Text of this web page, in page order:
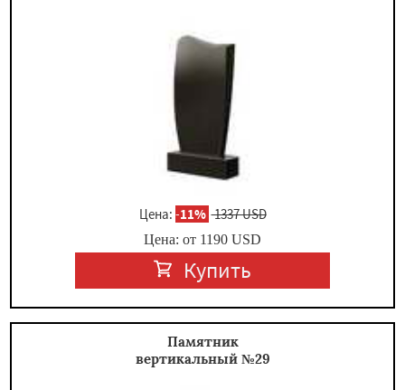
Цена: -11% 1337 USD
Цена: от 1190 USD
Купить
Памятник
вертикальный №29